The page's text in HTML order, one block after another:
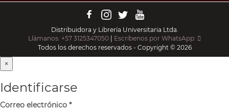
Distribuidora y Librería Universitaria Ltda.
Llámanos: +57 3125347050 | Escríbenos por WhatsApp:
Todos los derechos reservados - Copyright © 2026
×
Identificarse
Correo electrónico *